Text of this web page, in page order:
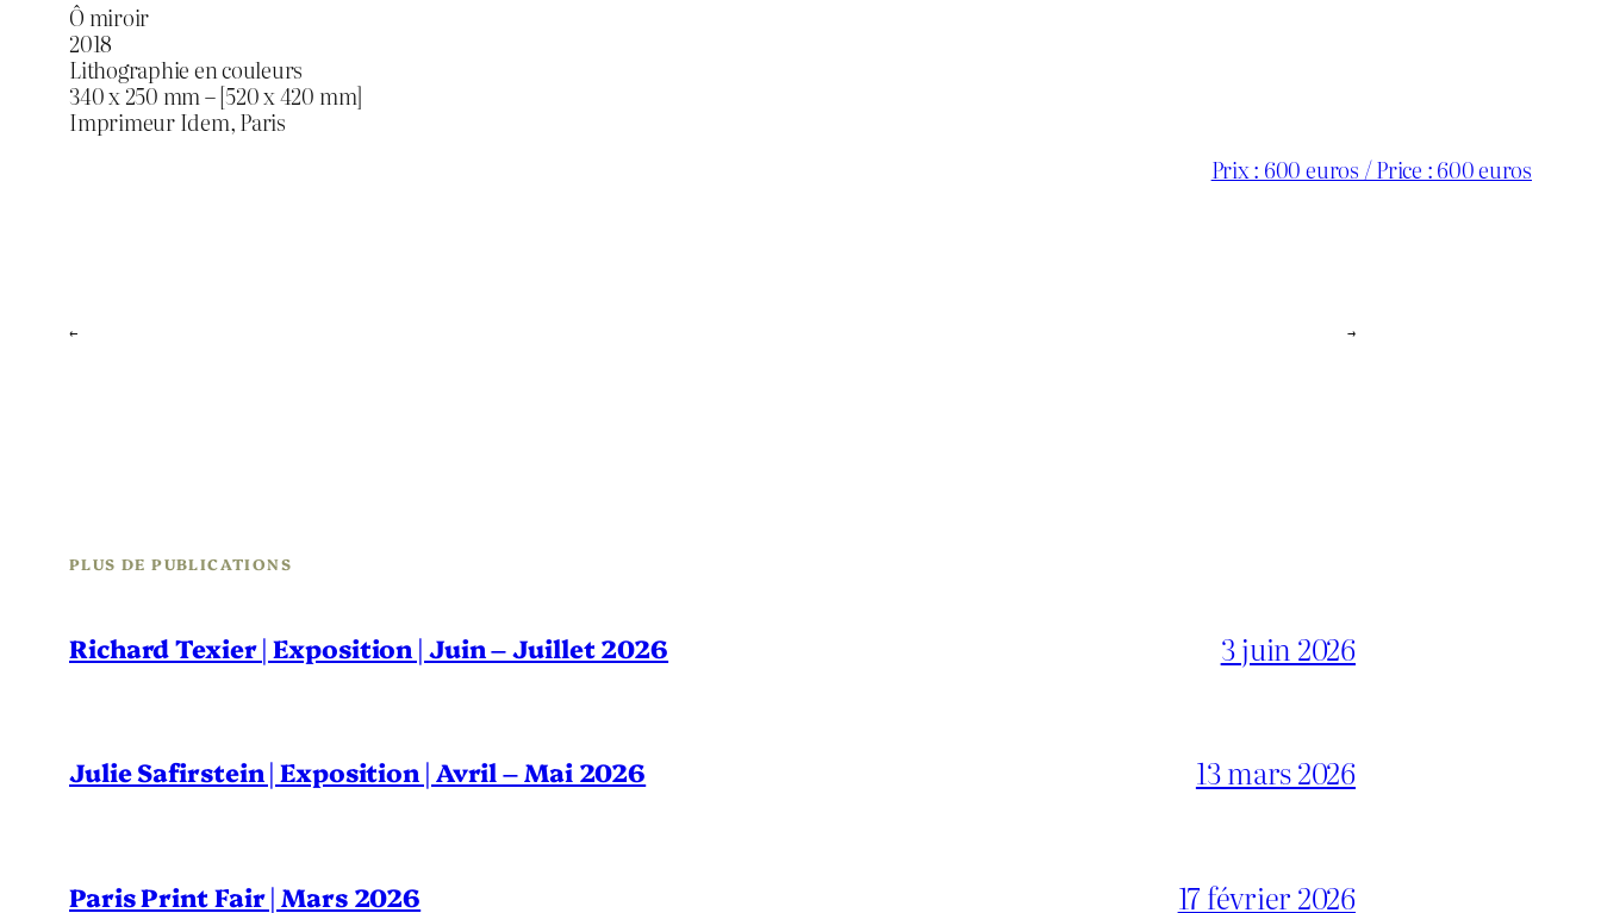
Ô miroir
2018
Lithographie en couleurs
340 x 250 mm – [520 x 420 mm]
Imprimeur Idem, Paris
Prix : 600 euros / Price : 600 euros
← →
PLUS DE PUBLICATIONS
Richard Texier | Exposition | Juin – Juillet 2026 3 juin 2026
Julie Safirstein | Exposition | Avril – Mai 2026 13 mars 2026
Paris Print Fair | Mars 2026 17 février 2026